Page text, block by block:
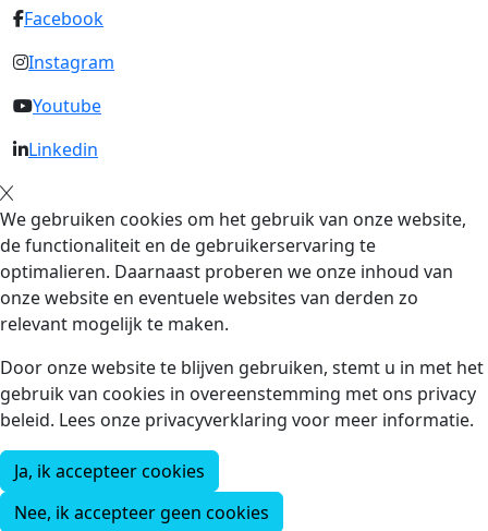
Facebook
Instagram
Youtube
Linkedin
We gebruiken cookies om het gebruik van onze website,
de functionaliteit en de gebruikerservaring te
optimalieren. Daarnaast proberen we onze inhoud van
onze website en eventuele websites van derden zo
relevant mogelijk te maken.
Door onze website te blijven gebruiken, stemt u in met het
gebruik van cookies in overeenstemming met ons privacy
beleid. Lees onze privacyverklaring voor meer informatie.
Ja, ik accepteer cookies
Nee, ik accepteer geen cookies